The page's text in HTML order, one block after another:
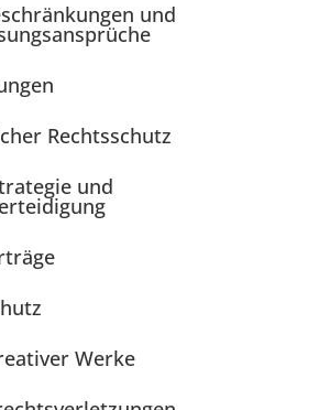
und
Rechtsschutz
und
Werke